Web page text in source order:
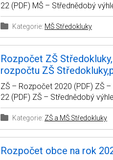
22 (PDF) MŠ – Střednědobý
Kategorie: MŠ Středokluky
Rozpočet ZŠ
rozpočtu ZŠ
ZŠ – Rozpočet 2020 (PDF) ZŠ
22 (PDF) ZŠ – Střednědobý
Kategorie: ZŠ a MŠ Středokluky
Rozpočet obce na rok